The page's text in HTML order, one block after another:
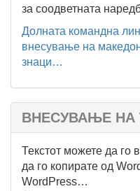
за соодветната
Долната командна
внесување на
знаци…
ВНЕСУВАЊЕ НА
Текстот можете да го
да го копирате од
WordPress…